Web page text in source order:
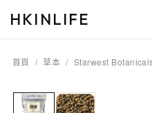
HKINLIFE
首頁 / 草本 / Starwest